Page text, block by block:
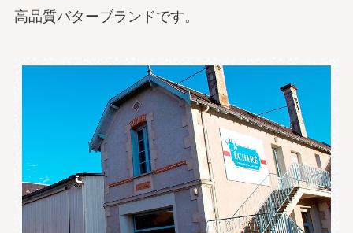
高品質バターブランドです。